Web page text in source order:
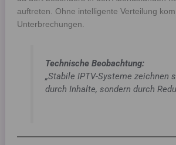
auftreten. Ohne intelligente Verteilung
Unterbrechungen.
Technische Beobachtung:
„Stabile IPTV-Systeme zeichnen
durch Inhalte, sondern durch